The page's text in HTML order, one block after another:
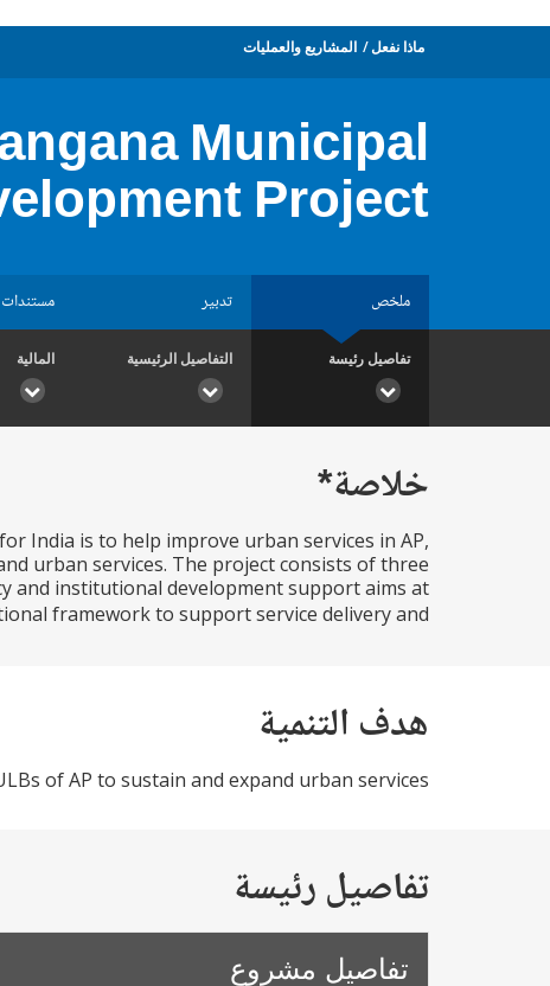
ماذا نفعل المشاريع والعمليات
Municipal
Project
ملخص تدبير مستندات
تفاصيل رئيسة التفاصيل الرئيسية المالية
خلاصة*
India is to help improve urban services in AP,
urban services. The project consists of three
and institutional development support aims at
framework to support service delivery and...
هدف التنمية
of AP to sustain and expand urban services
تفاصيل رئيسة
تفاصيل مشروع